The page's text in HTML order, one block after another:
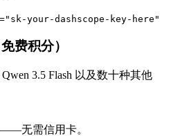
费积分）
3.5 Flash 以及数十种其他
无需信用卡。